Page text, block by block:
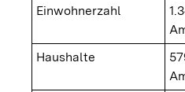
Einwohnerzahl
Haushalte